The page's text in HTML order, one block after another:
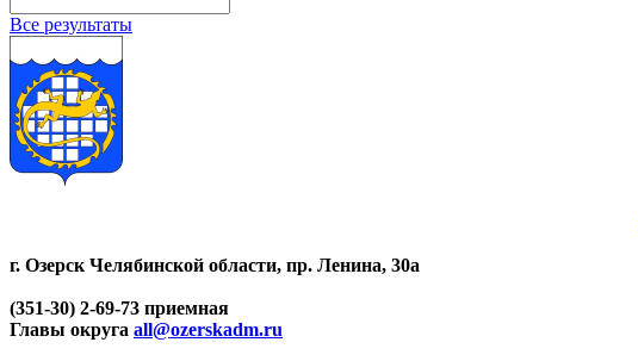
Все результаты
г. Озерск Челябинской области, пр. Ленина, 30а
(351-30) 2-69-73 приемная
Главы округа all@ozerskadm.ru